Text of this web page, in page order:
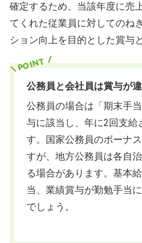
確定するため、当該年度に売
てくれた従業員に対してのね
ション向上を目的とした賞与
公務員と会社員は賞与が
公務員の場合は「期末手
与に該当し、年に2回支給
す。国家公務員のボーナ
すが、地方公務員は各自
る場合があります。基本
当、業績賞与が勤勉手当
でしょう。